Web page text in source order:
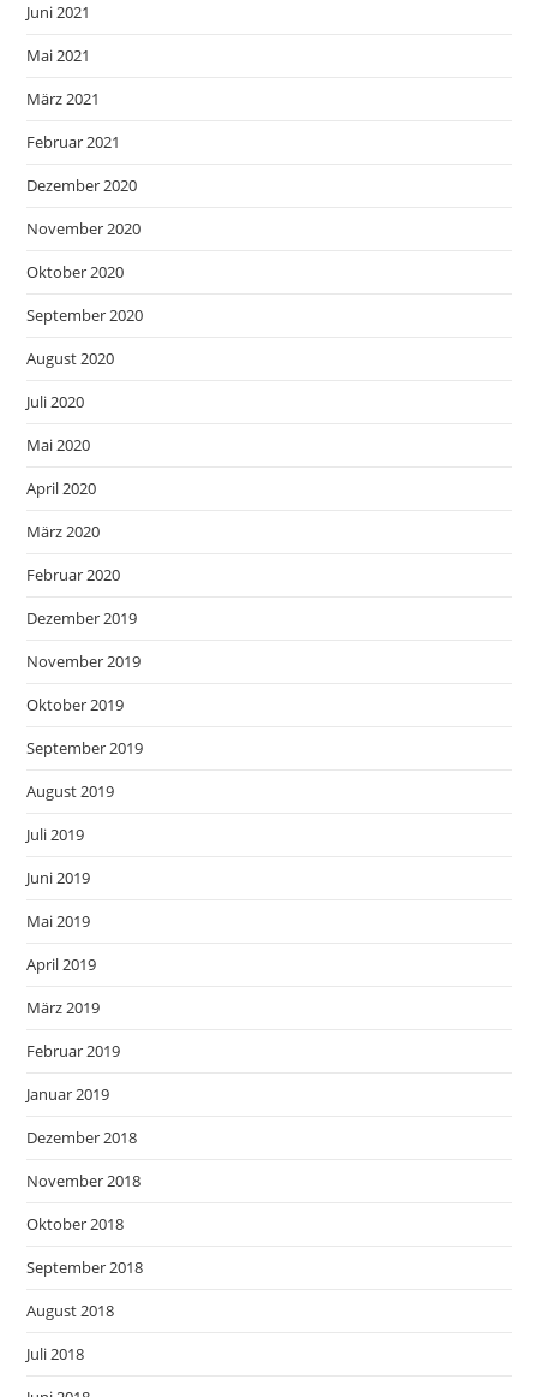
Juni 2021
Mai 2021
März 2021
Februar 2021
Dezember 2020
November 2020
Oktober 2020
September 2020
August 2020
Juli 2020
Mai 2020
April 2020
März 2020
Februar 2020
Dezember 2019
November 2019
Oktober 2019
September 2019
August 2019
Juli 2019
Juni 2019
Mai 2019
April 2019
März 2019
Februar 2019
Januar 2019
Dezember 2018
November 2018
Oktober 2018
September 2018
August 2018
Juli 2018